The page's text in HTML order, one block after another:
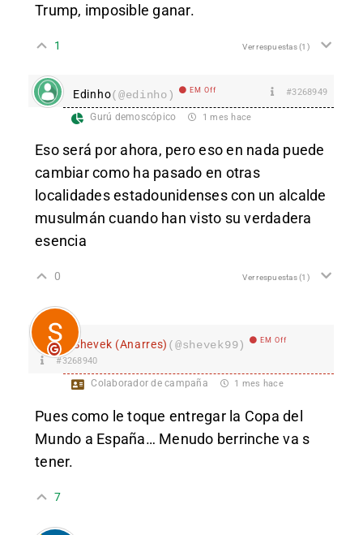
Trump, imposible ganar.
1 Ver respuestas(1)
Edinho(@edinho) EM Off #3268949
Gurú demoscópico 1 mes hace
Eso será por ahora, pero eso en nada puede
cambiar como ha pasado en otras
localidades estadounidenses con un alcalde
musulmán cuando han visto su verdadera
esencia
0 Ver respuestas(1)
Shevek (Anarres) (@shevek99) EM Off
#3268940
Colaborador de campaña 1 mes hace
Pues como le toque entregar la Copa del
Mundo a España… Menudo berrinche va s
tener.
7